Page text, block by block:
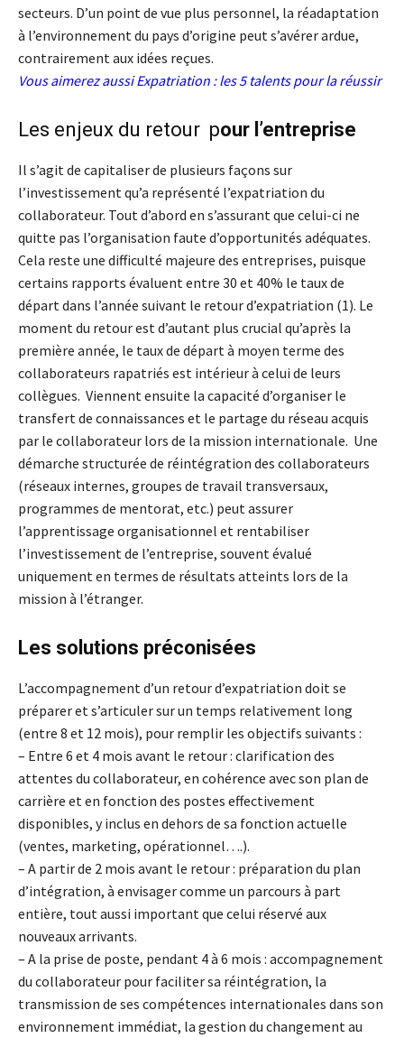
secteurs. D’un point de vue plus personnel, la réadaptation
à l’environnement du pays d’origine peut s’avérer ardue,
contrairement aux idées reçues.
Vous aimerez aussiExpatriation : les 5 talents pour la réussir
Les enjeux du retour pour l’entreprise
Il s’agit de capitaliser de plusieurs façons sur
l’investissement qu’a représenté l’expatriation du
collaborateur. Tout d’abord en s’assurant que celui-ci ne
quitte pas l’organisation faute d’opportunités adéquates.
Cela reste une difficulté majeure des entreprises, puisque
certains rapports évaluent entre 30 et 40% le taux de
départ dans l’année suivant le retour d’expatriation (1). Le
moment du retour est d’autant plus crucial qu’après la
première année, le taux de départ à moyen terme des
collaborateurs rapatriés est intérieur à celui de leurs
collègues. Viennent ensuite la capacité d’organiser le
transfert de connaissances et le partage du réseau acquis
par le collaborateur lors de la mission internationale. Une
démarche structurée de réintégration des collaborateurs
(réseaux internes, groupes de travail transversaux,
programmes de mentorat, etc.) peut assurer
l’apprentissage organisationnel et rentabiliser
l’investissement de l’entreprise, souvent évalué
uniquement en termes de résultats atteints lors de la
mission à l’étranger.
Les solutions préconisées
L’accompagnement d’un retour d’expatriation doit se
préparer et s’articuler sur un temps relativement long
(entre 8 et 12 mois), pour remplir les objectifs suivants :
– Entre 6 et 4 mois avant le retour : clarification des
attentes du collaborateur, en cohérence avec son plan de
carrière et en fonction des postes effectivement
disponibles, y inclus en dehors de sa fonction actuelle
(ventes, marketing, opérationnel….).
– A partir de 2 mois avant le retour : préparation du plan
d’intégration, à envisager comme un parcours à part
entière, tout aussi important que celui réservé aux
nouveaux arrivants.
– A la prise de poste, pendant 4 à 6 mois : accompagnement
du collaborateur pour faciliter sa réintégration, la
transmission de ses compétences internationales dans son
environnement immédiat, la gestion du changement au